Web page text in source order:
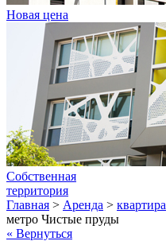
Новая цена
Собственная
территория
Главная > Аренда > квартира
метро Чистые пруды
« Вернуться